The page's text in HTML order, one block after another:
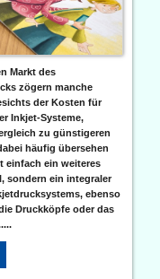
Markt des
zögern manche
der Kosten für
Inkjet-Systeme,
zu günstigeren
häufig übersehen
einfach ein weiteres
sondern ein integraler
ebenso
Druckköpfe oder das